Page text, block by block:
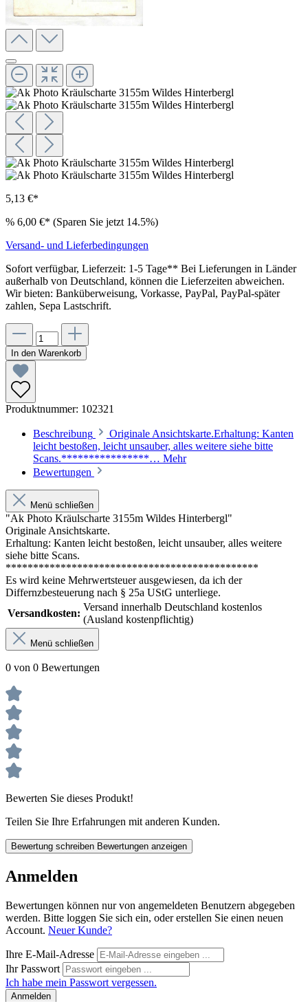
5,13 €*
% 6,00 €* (Sparen Sie jetzt 14.5%)
Versand- und Lieferbedingungen
Sofort verfügbar, Lieferzeit: 1-5 Tage** Bei Lieferungen in Länder
außerhalb von Deutschland, können die Lieferzeiten abweichen.
Wir bieten: Banküberweisung, Vorkasse, PayPal, PayPal-später
zahlen, Sepa Lastschrift.
In den Warenkorb
Produktnummer: 102321
Beschreibung
Originale Ansichtskarte.Erhaltung: Kanten
leicht bestoßen, leicht unsauber, alles weitere siehe bitte
Scans.****************… Mehr
Bewertungen
Menü schließen
"Ak Photo Kräulscharte 3155m Wildes Hinterbergl"
Originale Ansichtskarte.
Erhaltung: Kanten leicht bestoßen, leicht unsauber, alles weitere
siehe bitte Scans.
**********************************************
Es wird keine Mehrwertsteuer ausgewiesen, da ich der
Differnzbesteuerung nach § 25a UStG unterliege.
Versandkosten:
Versand innerhalb Deutschland kostenlos
(Ausland kostenpflichtig)
Menü schließen
0 von 0 Bewertungen
Bewerten Sie dieses Produkt!
Teilen Sie Ihre Erfahrungen mit anderen Kunden.
Bewertung schreiben Bewertungen anzeigen
Anmelden
Bewertungen können nur von angemeldeten Benutzern abgegeben
werden. Bitte loggen Sie sich ein, oder erstellen Sie einen neuen
Account. Neuer Kunde?
Ihre E-Mail-Adresse
Ihr Passwort
Ich habe mein Passwort vergessen.
Anmelden